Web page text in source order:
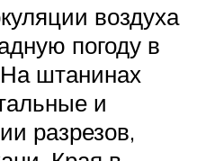
воздуха
погоду в
штанинах
и
разрезов,